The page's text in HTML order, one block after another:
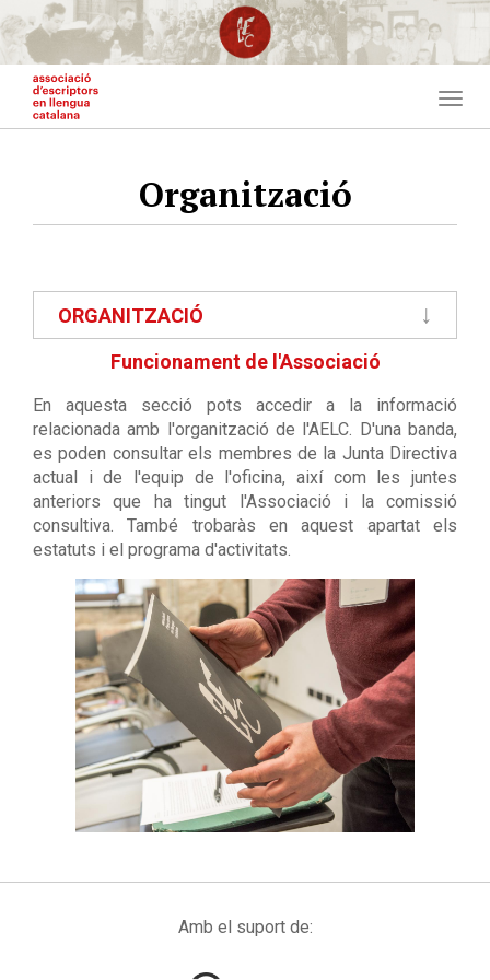
Vés
al
contingut
Organització
navigation
ORGANITZACIÓ
Funcionament de l'Associació
En aquesta secció pots accedir a la informació
relacionada amb l'organització de l'AELC. D'una banda,
es poden consultar els membres de la Junta Directiva
actual i de l'equip de l'oficina, així com les juntes
anteriors que ha tingut l'Associació i la comissió
consultiva. També trobaràs en aquest apartat els
estatuts i el programa d'activitats.
Amb el suport de: